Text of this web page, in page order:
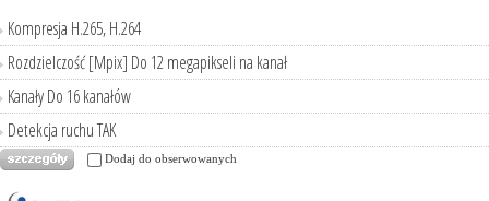
Kompresja H.265, H.264
Rozdzielczość [Mpix] Do 12 megapikseli na kanał
Kanały Do 16 kanałów
Detekcja ruchu TAK
Dodaj do obserwowanych